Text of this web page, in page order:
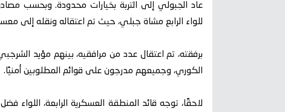
عاد الجبولي إلى التربة بخيارات محدودة. وبحسب
للواء الرابع مشاة جبلي، حيث تم اعتقاله ونقله إلى
برفقته، تم اعتقال عدد من مرافقيه، بينهم مؤيد
الكوري، وجميعهم مدرجون على قوائم المطلوبين أمنيًا.
لاحقًا، توجه قائد المنطقة العسكرية الرابعة، اللواء